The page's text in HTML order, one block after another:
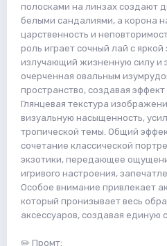
полосками на линзах создают
белыми сандалиями, а корона
царственность и
роль играет сочный лай с
излучающий жизненную силу и
очерченная овальным
пространство, создавая
Глянцевая текстура
визуальную насыщенность,
тропической темы. Общий
сочетание классической
экзотики, передающее
игривого настроения,
Особое внимание привлекает
который пронизывает весь
аксессуаров, создавая единую
✏️ Промт: